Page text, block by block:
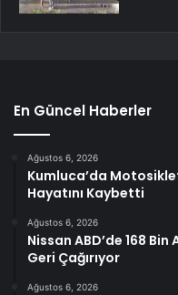
En Güncel Haberler
Ağustos 6, 2026
Kumluca’da
Hayatını Kaybetti
Ağustos 6, 2026
Nissan ABD’de 168
Geri Çağırıyor
Ağustos 6, 2026